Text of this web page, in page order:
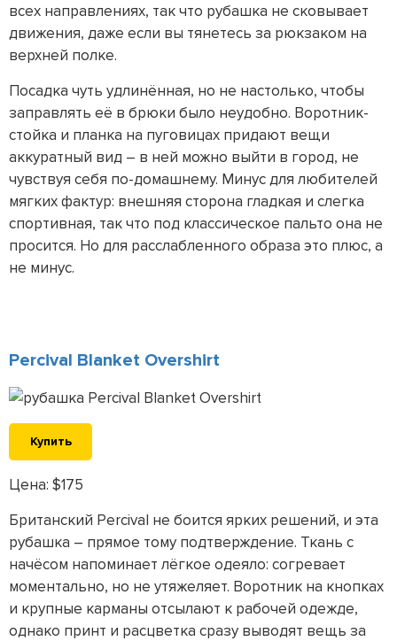
всех направлениях, так что рубашка не сковывает
движения, даже если вы тянетесь за рюкзаком на
верхней полке.
Посадка чуть удлинённая, но не настолько, чтобы
заправлять её в брюки было неудобно. Воротник-
стойка и планка на пуговицах придают вещи
аккуратный вид – в ней можно выйти в город, не
чувствуя себя по-домашнему. Минус для любителей
мягких фактур: внешняя сторона гладкая и слегка
спортивная, так что под классическое пальто она не
просится. Но для расслабленного образа это плюс, а
не минус.
Percival Blanket Overshirt
Купить
Цена: $175
Британский Percival не боится ярких решений, и эта
рубашка – прямое тому подтверждение. Ткань с
начёсом напоминает лёгкое одеяло: согревает
моментально, но не утяжеляет. Воротник на кнопках
и крупные карманы отсылают к рабочей одежде,
однако принт и расцветка сразу выводят вещь за